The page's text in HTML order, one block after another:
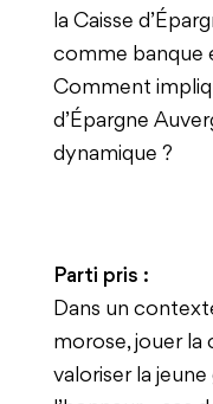
la Caisse
comme banque
Comment
d’Épargne
dynamique ?
Parti pris :
Dans un
morose, jouer la
valoriser la